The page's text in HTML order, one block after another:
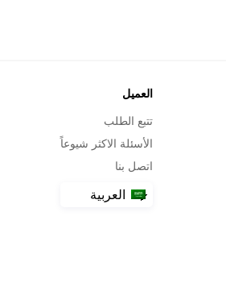
العميل
تتبع الطلب
الأسئلة الاكثر شيوعاً
اتصل بنا
العربية